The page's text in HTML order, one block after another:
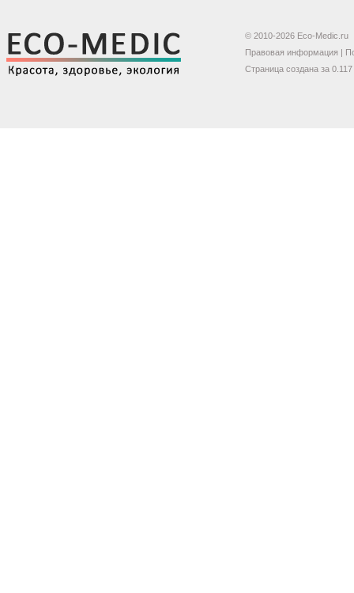
© 2010-2026 Eco-Medic.ru
Правовая информация |
Страница создана за